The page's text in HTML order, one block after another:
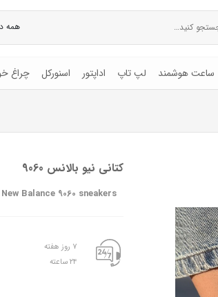
همه
ساعت هوشمند لپ تاپ اداپتور اسنورکل چراغ
کتانی نیو بالانس 9060
New Balance 9060 sneakers
۷ روز هفته
۲۴ ساعته